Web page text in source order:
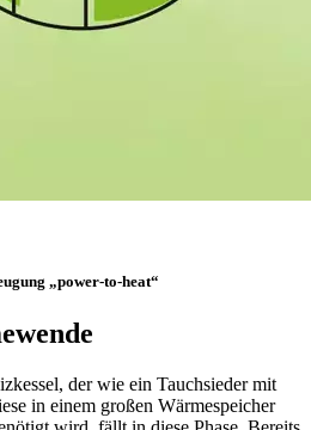
„power-to-heat“
der wie ein Tauchsieder mit
in einem großen Wärmespeicher